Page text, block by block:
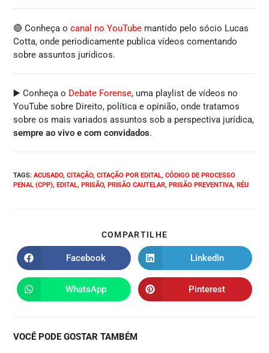
🔴 Conheça ocanal no YouTube mantido pelo sócio Lucas
Cotta, onde periodicamente publica vídeos comentando
sobre assuntos jurídicos.
▶️ Conheça o Debate Forense, uma playlist de vídeos no
YouTube sobre Direito, política e opinião, onde tratamos
sobre os mais variados assuntos sob a perspectiva jurídica,
sempre ao vivo e com convidados.
TAGS:ACUSADO, CITAÇÃO, CITAÇÃO POR EDITAL, CÓDIGO DE PROCESSO
PENAL (CPP), EDITAL, PRISÃO, PRISÃO CAUTELAR, PRISÃO PREVENTIVA, RÉU
COMPARTILHE
Facebook LinkedIn
WhatsApp Pinterest
VOCÊ PODE GOSTAR TAMBÉM